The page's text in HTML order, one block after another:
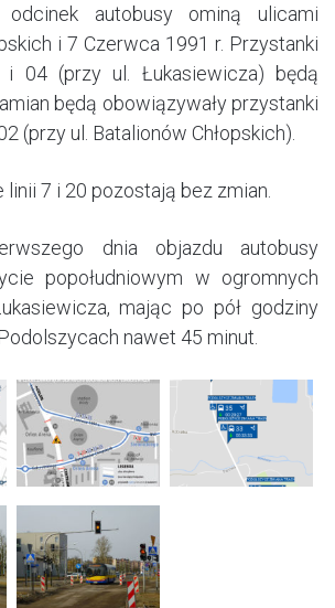
odcinek autobusy ominą ulicami
i 7 Czerwca 1991 r. Przystanki
i 04 (przy ul. Łukasiewicza) będą
będą obowiązywały przystanki
(przy ul. Batalionów Chłopskich).
7 i 20 pozostają bez zmian.
dnia objazdu autobusy
popołudniowym w ogromnych
mając po pół godziny
nawet 45 minut.